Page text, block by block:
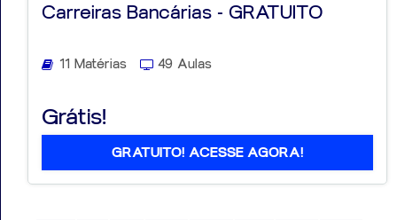
Carreiras Bancárias - GRATUITO
11 Matérias 49 Aulas
Grátis!
GRATUITO! ACESSE AGORA!